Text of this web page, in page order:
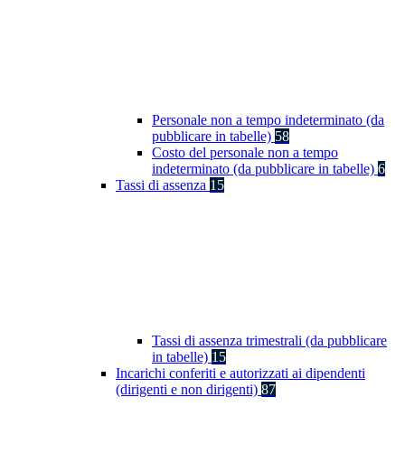
Personale non a tempo indeterminato (da
pubblicare in tabelle) 58
Costo del personale non a tempo
indeterminato (da pubblicare in tabelle) 6
Tassi di assenza 15
Tassi di assenza trimestrali (da pubblicare
in tabelle) 15
Incarichi conferiti e autorizzati ai dipendenti
(dirigenti e non dirigenti) 87